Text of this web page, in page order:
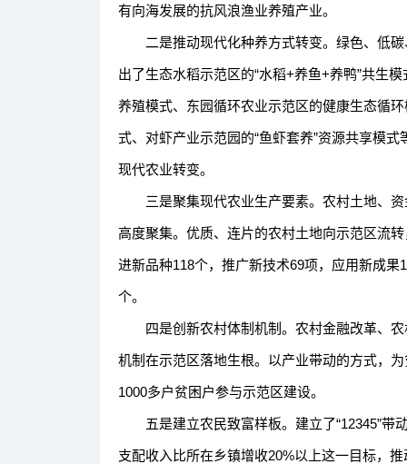
有向海发展的抗风浪渔业养殖产业。
二是推动现代化种养方式转变。绿色、低碳
出了生态水稻示范区的“水稻+养鱼+养鸭”共生
养殖模式、东园循环农业示范区的健康生态循
式、对虾产业示范园的“鱼虾套养”资源共享模
现代农业转变。
三是聚集现代农业生产要素。农村土地、资
高度聚集。优质、连片的农村土地向示范区流
进新品种118个，推广新技术69项，应用新成果
个。
四是创新农村体制机制。农村金融改革、农
机制在示范区落地生根。以产业带动的方式，
1000多户贫困户参与示范区建设。
五是建立农民致富样板。建立了“12345”带
支配收入比所在乡镇增收20%以上这一目标，